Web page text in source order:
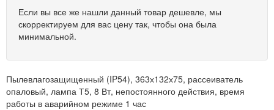
Если вы все же нашли данный товар дешевле, мы
скорректируем для вас цену так, чтобы она была
минимальной.
Пылевлагозащищенный (IP54), 363х132х75, рассеиватель
опаловый, лампа Т5, 8 Вт, непостоянного действия, время
работы в аварийном режиме 1 час